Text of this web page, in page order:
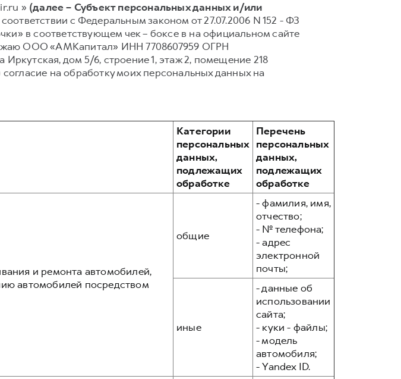
» (далее – Субъект персональных данных и/или
с Федеральным законом от 27.07.2006 N 152 - ФЗ
в соответствующем чек – боксе в на официальном сайте
ООО «АМКапитал» ИНН 7708607959 ОГРН
Иркутская, дом 5/6, строение 1, этаж 2, помещение 218
согласие на обработку моих персональных данных на
Категории
персональных
данных,
подлежащих
обработке
Перечень
персональных
данных,
подлежащих
обработке
и ремонта автомобилей,
автомобилей посредством
общие
- фамилия, имя,
отчество;
- № телефона;
- адрес
электронной
почты;
иные
- данные об
использовании
сайта;
- куки - файлы;
- модель
автомобиля;
- Yandex ID.